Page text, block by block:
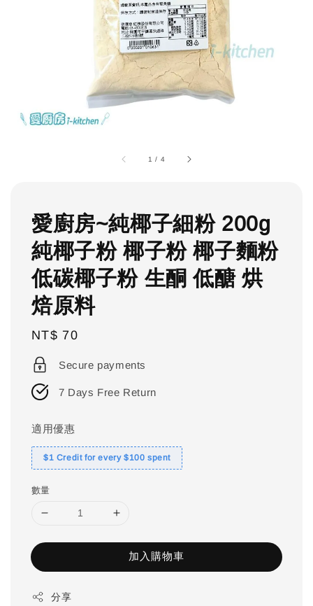
1 / 4
愛廚房~純椰子細粉 200g
純椰子粉 椰子粉 椰子麵粉
低碳椰子粉 生酮 低醣 烘
焙原料
Regular
price
NT$ 70
Secure payments
7 Days Free Return
適用優惠
$1 Credit for every $100 spent
數量
加入購物車
分享